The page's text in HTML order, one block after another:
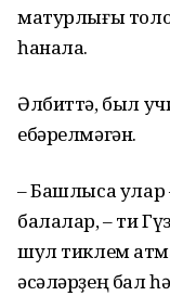
матурлығы
һанала.
Әлбиттә, был
ебәрелмәгән.
– Башлыса улар
балалар, – ти
шул тиклем
әсәләрҙең бал